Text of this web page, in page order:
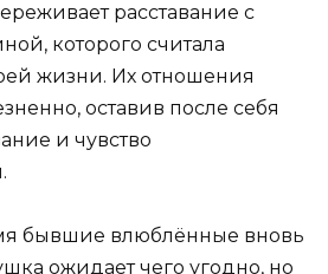
расставание с
которого считала
жизни. Их отношения
оставив после себя
и чувство
бывшие влюблённые вновь
ожидает чего угодно, но